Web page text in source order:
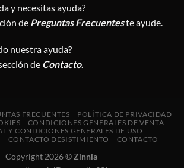
y necesitas ayuda?
de Preguntas Frecuenteste ayude.
nuestra ayuda?
de Contacto.
FRECUENTES
POLÍTICA DE PRIVACIDAD
CONDICIONES GENERALES DE VENTA
Y CONDICIONES GENERALES DE USO
CONTACTO DESISTIMIENTO CONTACTO
Copyright 2026 ©Zinnia